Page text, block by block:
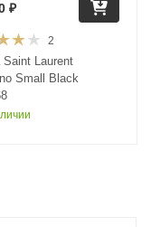
2
Laurent
Small Black
₽